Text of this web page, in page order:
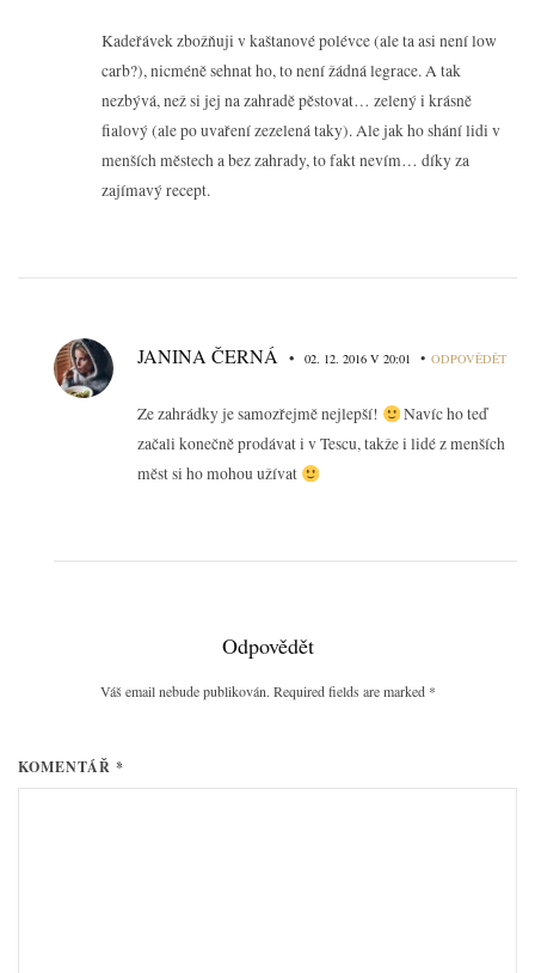
Kadeřávek zbožňuji v kaštanové polévce (ale ta asi není low
carb?), nicméně sehnat ho, to není žádná legrace. A tak
nezbývá, než si jej na zahradě pěstovat… zelený i krásně
fialový (ale po uvaření zezelená taky). Ale jak ho shání lidi v
menších městech a bez zahrady, to fakt nevím… díky za
zajímavý recept.
JANINA ČERNÁ • 02. 12. 2016 V 20:01 • ODPOVĚDĚT
Ze zahrádky je samozřejmě nejlepší!
Navíc ho teď
začali konečně prodávat i v Tescu, takže i lidé z menších
měst si ho mohou užívat
Odpovědět
Váš email nebude publikován. Required fields are marked *
KOMENTÁŘ *